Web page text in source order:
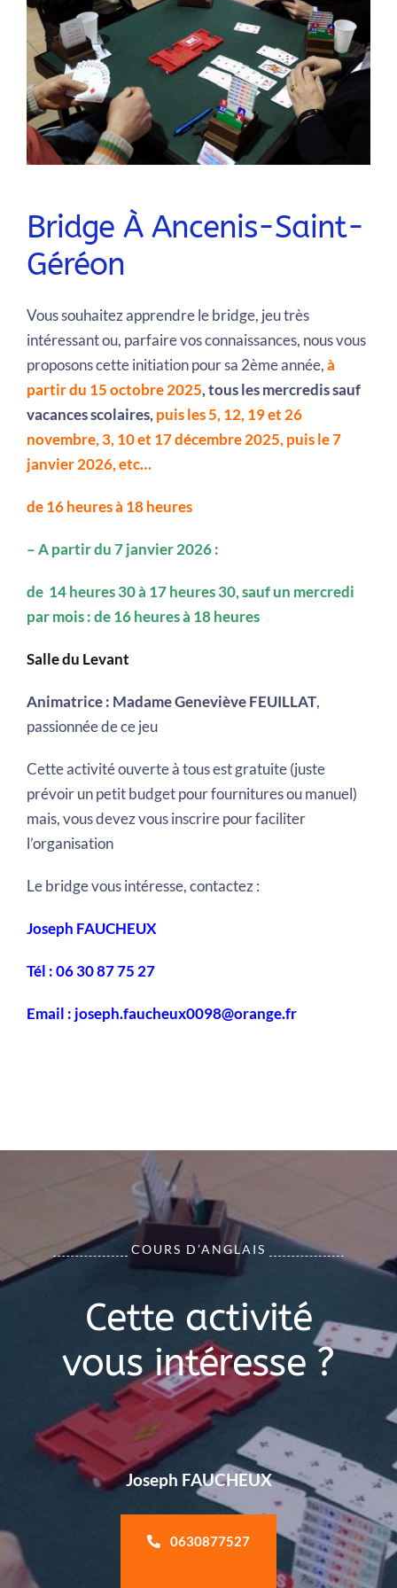
Bridge À Ancenis-Saint-
Géréon
Vous souhaitez apprendre le bridge, jeu très
intéressant ou, parfaire vos connaissances, nous vous
proposons cette initiation pour sa 2ème année,à
partir du 15 octobre 2025, tous les mercredis sauf
vacances scolaires, puis les 5, 12, 19 et 26
novembre, 3, 10 et 17 décembre 2025, puis le 7
janvier 2026, etc…
de 16 heures à 18 heures
– A partir du 7 janvier 2026 :
de 14 heures 30 à 17 heures 30, sauf un mercredi
par mois : de 16 heures à 18 heures
Salle du Levant
Animatrice : Madame Geneviève FEUILLAT,
passionnée de ce jeu
Cette activité ouverte à tous est gratuite (juste
prévoir un petit budget pour fournitures ou manuel)
mais, vous devez vous inscrire pour faciliter
l’organisation
Le bridge vous intéresse, contactez :
Joseph FAUCHEUX
Tél : 06 30 87 75 27
Email : joseph.faucheux0098@orange.fr
COURS D’ANGLAIS
Cette activité
vous intéresse ?
Joseph FAUCHEUX
0630877527